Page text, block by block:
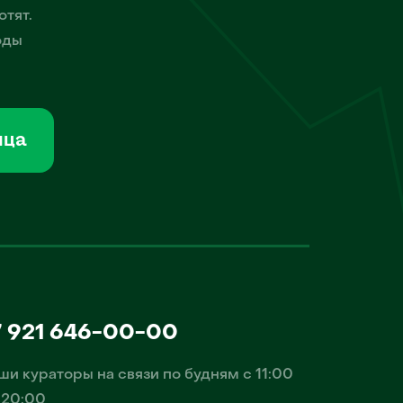
921 646-00-00
кураторы на связи по будням с 11:00